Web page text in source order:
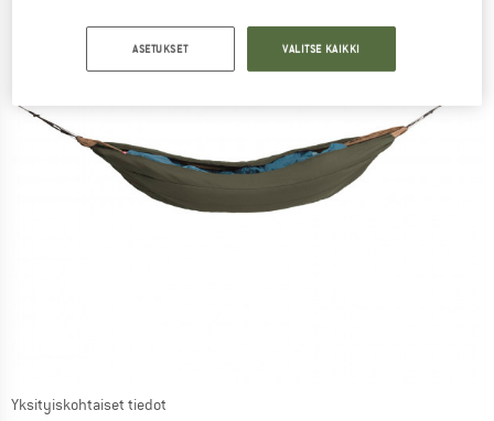
Yksityiskohtaiset tiedot
ASETUKSET VALITSE KAIKKI